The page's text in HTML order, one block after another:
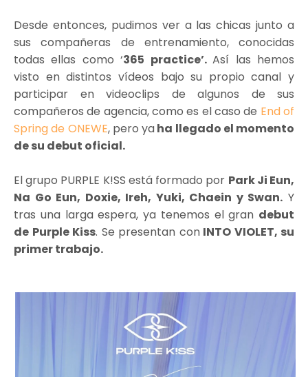
Desde entonces, pudimos ver a las chicas junto a
sus compañeras de entrenamiento, conocidas
todas ellas como ‘365 practice’.Así las hemos
visto en distintos vídeos bajo su propio canal y
participar en videoclips de algunos de sus
compañeros de agencia, como es el caso de End of
Spring de ONEWE, pero yaha llegado el momento
de su debut oficial.
El grupo PURPLE K!SS está formado por Park Ji Eun,
Na Go Eun, Doxie, Ireh, Yuki, Chaein y Swan. Y
tras una larga espera, ya tenemos el gran debut
de Purple Kiss. Se presentan conINTO VIOLET, su
primer trabajo.